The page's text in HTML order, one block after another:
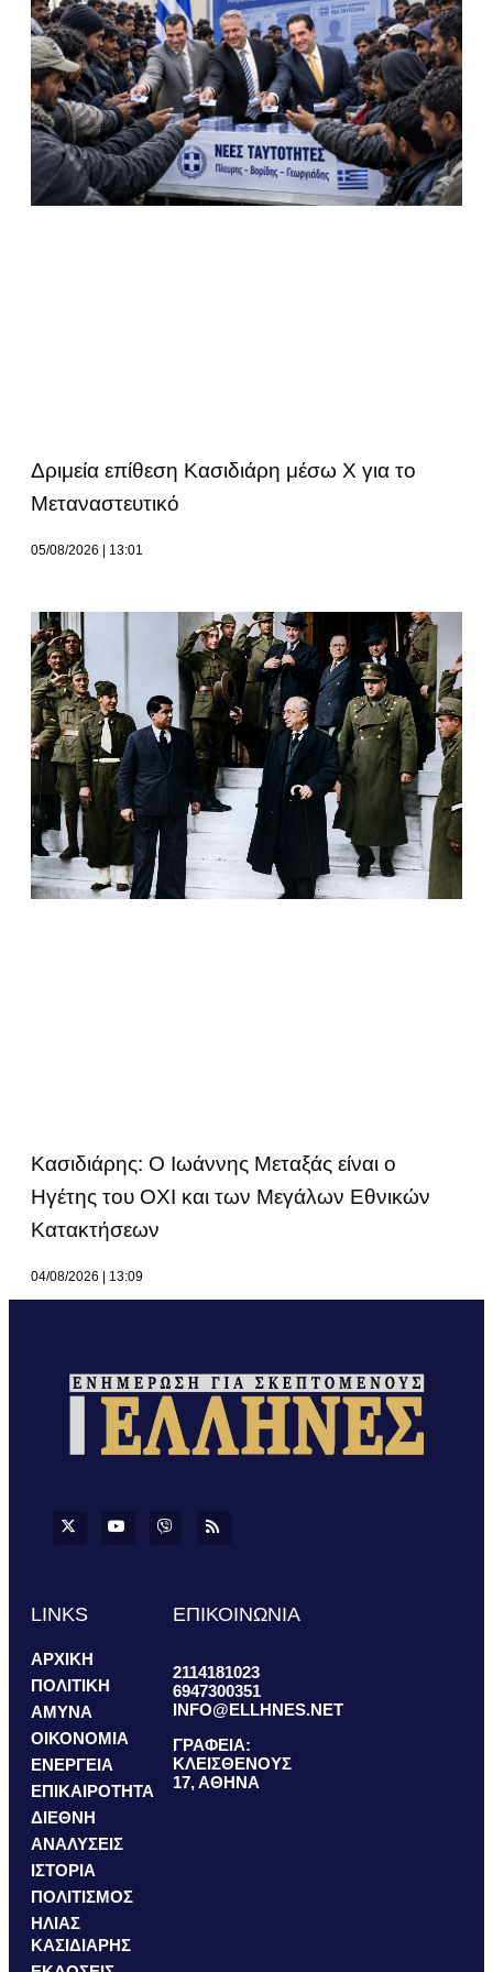
Δριμεία επίθεση Κασιδιάρη μέσω Χ για το
Μεταναστευτικό
05/08/2026 13:01
Κασιδιάρης: Ο Ιωάννης Μεταξάς είναι ο
Ηγέτης του ΟΧΙ και των Μεγάλων Εθνικών
Κατακτήσεων
04/08/2026 13:09
LINKS
ΑΡΧΙΚΗ
ΠΟΛΙΤΙΚΗ
ΑΜΥΝΑ
ΟΙΚΟΝΟΜΙΑ
ΕΝΕΡΓΕΙΑ
ΕΠΙΚΑΙΡΟΤΗΤΑ
ΔΙΕΘΝΗ
ΑΝΑΛΥΣΕΙΣ
ΙΣΤΟΡΙΑ
ΠΟΛΙΤΙΣΜΟΣ
ΗΛΙΑΣ
ΚΑΣΙΔΙΑΡΗΣ
ΕΠΙΚΟΙΝΩΝΙΑ
2114181023
6947300351
INFO@ELLHNES.NET
ΓΡΑΦΕΙΑ:
ΚΛΕΙΣΘΕΝΟΥΣ
17, ΑΘΗΝΑ